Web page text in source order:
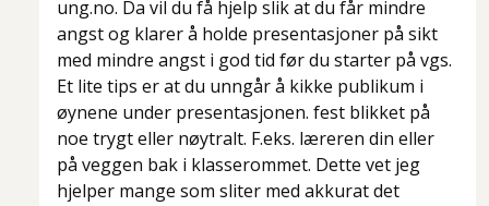
ung.no. Da vil du få hjelp slik at du får mindre
angst og klarer å holde presentasjoner på sikt
med mindre angst i god tid før du starter på vgs.
Et lite tips er at du unngår å kikke publikum i
øynene under presentasjonen. fest blikket på
noe trygt eller nøytralt. F.eks. læreren din eller
på veggen bak i klasserommet. Dette vet jeg
hjelper mange som sliter med akkurat det